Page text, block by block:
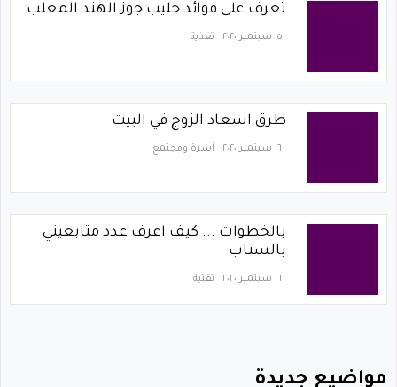
تعرف على فوائد حليب جوز الهند المعلب
١٥ سبتمبر ٢٠٢٠ تغذية
طرق اسعاد الزوج في البيت
١٦ سبتمبر ٢٠٢٠ أسرة ومجتمع
بالخطوات ... كيف اعرف عدد متابعيني
بالسناب
١٦ سبتمبر ٢٠٢٠ تقنية
مواضيع جديدة